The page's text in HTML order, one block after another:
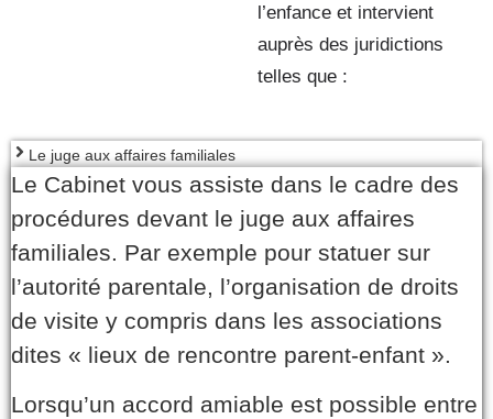
l’enfance et intervient
auprès des juridictions
telles que :
Le juge aux affaires familiales
Le Cabinet vous assiste dans le cadre des
procédures devant le juge aux affaires
familiales. Par exemple pour statuer sur
l’autorité parentale, l’organisation de droits
de visite y compris dans les associations
dites « lieux de rencontre parent-enfant ».
Lorsqu’un accord amiable est possible entre